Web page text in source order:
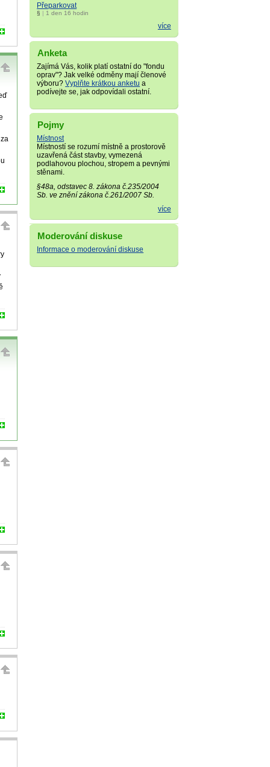
Přeparkovat
§ | 1 den 16 hodin
více
Anketa
Zajímá Vás, kolik platí ostatní do "fondu
oprav"? Jak velké odměny mají členové
výboru?Vyplňte krátkou anketu a
podívejte se, jak odpovídali ostatní.
Pojmy
Místnost
Místností se rozumí místně a prostorově
uzavřená část stavby, vymezená
podlahovou plochou, stropem a pevnými
stěnami.
§48a, odstavec 8. zákona č.235/2004
Sb. ve znění zákona č.261/2007 Sb.
více
Moderování diskuse
Informace o moderování diskuse